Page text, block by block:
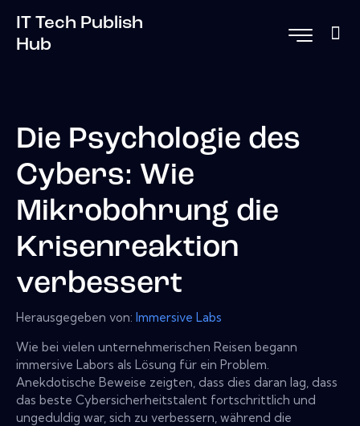
IT Tech Publish
Hub
Die Psychologie des
Cybers: Wie
Mikrobohrung die
Krisenreaktion
verbessert
Herausgegeben von: Immersive Labs
Wie bei vielen unternehmerischen Reisen begann
immersive Labors als Lösung für ein Problem.
Anekdotische Beweise zeigten, dass dies daran lag, dass
das beste Cybersicherheitstalent fortschrittlich und
ungeduldig war, sich zu verbessern, während die